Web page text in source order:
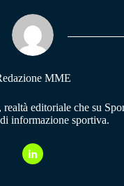
MME
editoriale che su
informazione sportiva.